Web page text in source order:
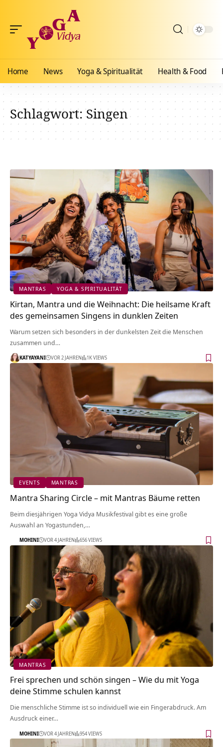
Home News Yoga & Spiritualität Health & Food
Schlagwort:Singen
MANTRAS YOGA & SPIRITUALITÄT
Kirtan, Mantra und die Weihnacht: Die heilsame Kraft
des gemeinsamen Singens in dunklen Zeiten
Warum setzen sich besonders in der dunkelsten Zeit die Menschen
zusammen und…
KATYAYANI VOR 2 JAHREN 1K VIEWS
EVENTS MANTRAS
Mantra Sharing Circle – mit Mantras Bäume retten
Beim diesjährigen Yoga Vidya Musikfestival gibt es eine große
Auswahl an Yogastunden,…
MOHINI VOR 4 JAHREN 656 VIEWS
MANTRAS
Frei sprechen und schön singen – Wie du mit Yoga
deine Stimme schulen kannst
Die menschliche Stimme ist so individuell wie ein Fingerabdruck. Am
Ausdruck einer…
MOHINI VOR 4 JAHREN 954 VIEWS